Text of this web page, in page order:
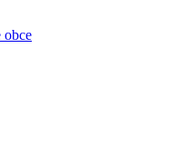
obce